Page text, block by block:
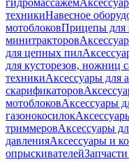
гидромассажем
техникиНавесное
мотоблоковПрицепы для
минитракторов
для цепных пил
для кусторезов, ножниц
техникиАксессуары для
скарификаторов
мотоблоковАксессуары
газонокосилок
триммеровАксессуары
давленияАксессуары и
опрыскивателей